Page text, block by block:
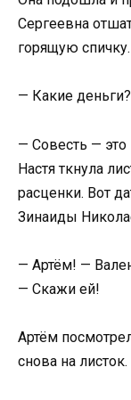
Сергеевна
горящую спичку.
— Какие
— Совесть — это
Настя ткнула
расценки. Вот
Зинаиды
— Артём! —
— Скажи ей!
Артём
снова на листок.